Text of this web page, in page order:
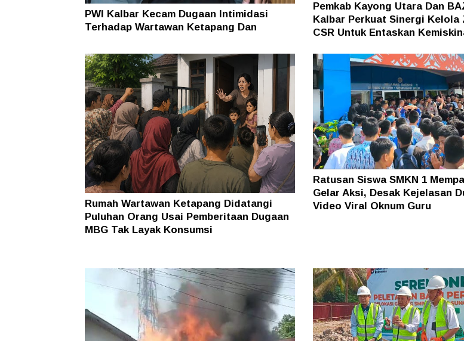
PWI Kalbar Kecam Dugaan Intimidasi
Terhadap Wartawan Ketapang Dan
Pemkab Kayong Utara Dan
Kalbar Perkuat Sinergi Kelola
CSR Untuk Entaskan
Rumah Wartawan Ketapang Didatangi
Puluhan Orang Usai Pemberitaan Dugaan
MBG Tak Layak Konsumsi
Ratusan Siswa SMKN 1
Gelar Aksi, Desak Kejelasan
Video Viral Oknum Guru